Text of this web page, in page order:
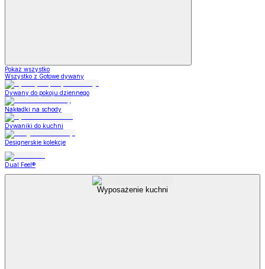
Pokaż wszystko
Wszystko z Gotowe dywany
Dywany do pokoju dziennego
Nakładki na schody
Dywaniki do kuchni
Designerskie kolekcje
Dual Feel®
Wyposażenie kuchni